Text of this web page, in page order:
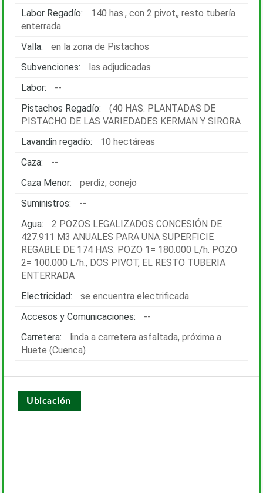
Labor Regadío:
140 has., con 2 pivot,, resto tubería
enterrada
Valla:
en la zona de Pistachos
Subvenciones:
las adjudicadas
Labor:
--
Pistachos Regadío:
(40 HAS. PLANTADAS DE
PISTACHO DE LAS VARIEDADES KERMAN Y SIRORA
Lavandin regadío:
10 hectáreas
Caza:
--
Caza Menor:
perdiz, conejo
Suministros:
--
Agua:
2 POZOS LEGALIZADOS CONCESIÓN DE
427.911 M3 ANUALES PARA UNA SUPERFICIE
REGABLE DE 174 HAS. POZO 1= 180.000 L/h. POZO
2= 100.000 L/h., DOS PIVOT, EL RESTO TUBERIA
ENTERRADA
Electricidad:
se encuentra electrificada.
Accesos y Comunicaciones:
--
Carretera:
linda a carretera asfaltada, próxima a
Huete (Cuenca)
Ubicación